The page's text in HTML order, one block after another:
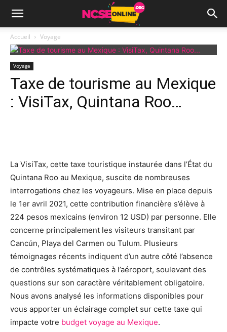
Accueil Voyage
Voyage
Taxe de tourisme au Mexique
: VisiTax, Quintana Roo…
La VisiTax, cette taxe touristique instaurée dans l’État du
Quintana Roo au Mexique, suscite de nombreuses
interrogations chez les voyageurs. Mise en place depuis
le 1er avril 2021, cette contribution financière s’élève à
224 pesos mexicains (environ 12 USD) par personne. Elle
concerne principalement les visiteurs transitant par
Cancún, Playa del Carmen ou Tulum. Plusieurs
témoignages récents indiquent d’un autre côté l’absence
de contrôles systématiques à l’aéroport, soulevant des
questions sur son caractère véritablement obligatoire.
Nous avons analysé les informations disponibles pour
vous apporter un éclairage complet sur cette taxe qui
impacte votre budget voyage au Mexique.